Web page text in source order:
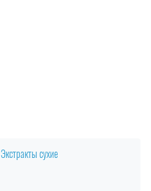
Экстракты сухие